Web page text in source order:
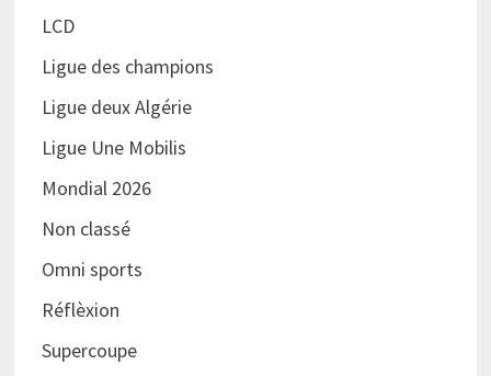
LCD
Ligue des champions
Ligue deux Algérie
Ligue Une Mobilis
Mondial 2026
Non classé
Omni sports
Réflèxion
Supercoupe